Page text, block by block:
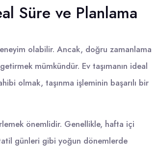
Süre ve Planlama
olabilir. Ancak, doğru zamanlama
mümkündür. Ev taşımanın ideal
olmak, taşınma işleminin başarılı bir
önemlidir. Genellikle, hafta içi
günleri gibi yoğun dönemlerde